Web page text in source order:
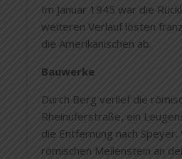
Im Januar 1945 war die
weiteren Verlauf lösten
die Amerikanischen ab.
Bauwerke
Durch Berg verlief die
Rheinuferstraße, ein
die Entfernung nach Speyer.
römischen Meilenstein an